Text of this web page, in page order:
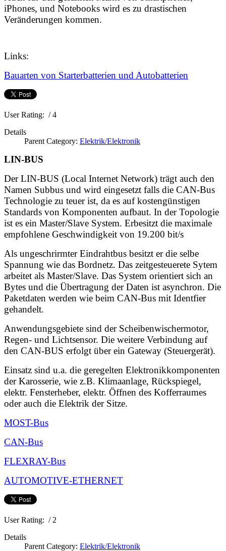
iPhones, und Notebooks wird es zu drastischen
Veränderungen kommen.
Links:
Bauarten von Starterbatterien und Autobatterien
User Rating: / 4
Details
Parent Category: Elektrik/Elektronik
LIN-BUS
Der LIN-BUS (Local Internet Network) trägt auch den
Namen Subbus und wird eingesetzt falls die CAN-Bus
Technologie zu teuer ist, da es auf kostengünstigen
Standards von Komponenten aufbaut. In der Topologie
ist es ein Master/Slave System. Erbesitzt die maximale
empfohlene Geschwindigkeit von 19.200 bit/s
Als ungeschrirmter Eindrahtbus besitzt er die selbe
Spannung wie das Bordnetz. Das zeitgesteuerete Sytem
arbeitet als Master/Slave. Das System orientiert sich an
Bytes und die Übertragung der Daten ist asynchron. Die
Paketdaten werden wie beim CAN-Bus mit Identfier
gehandelt.
Anwendungsgebiete sind der Scheibenwischermotor,
Regen- und Lichtsensor. Die weitere Verbindung auf
den CAN-BUS erfolgt über ein Gateway (Steuergerät).
Einsatz sind u.a. die geregelten Elektronikkomponenten
der Karosserie, wie z.B. Klimaanlage, Rückspiegel,
elektr. Fensterheber, elektr. Öffnen des Kofferraumes
oder auch die Elektrik der Sitze.
MOST-Bus
CAN-Bus
FLEXRAY-Bus
AUTOMOTIVE-ETHERNET
User Rating: / 2
Details
Parent Category: Elektrik/Elektronik